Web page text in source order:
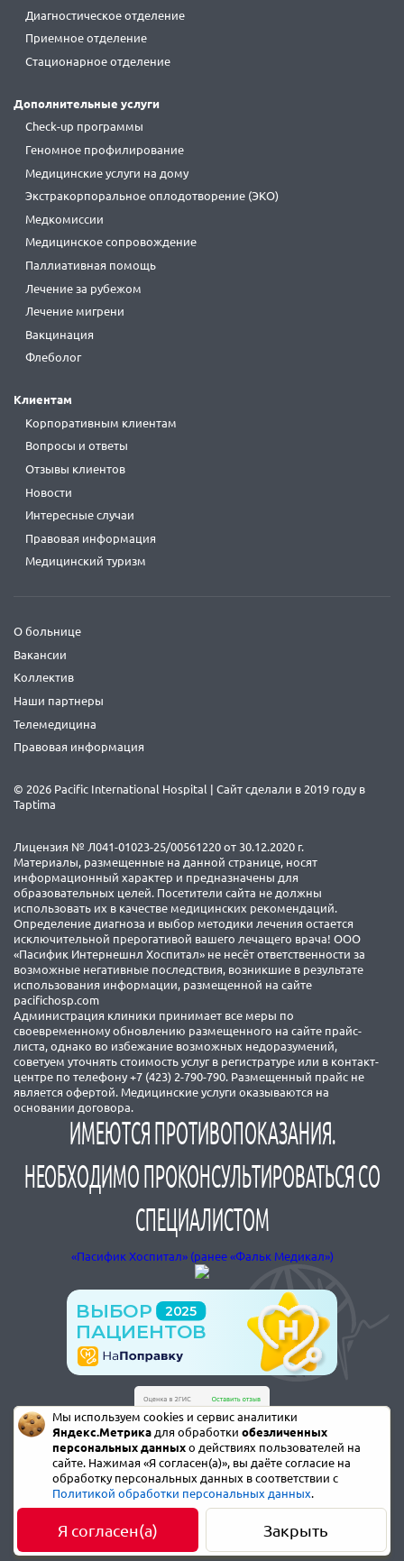
Диагностическое отделение
Приемное отделение
Стационарное отделение
Дополнительные услуги
Check-up программы
Геномное профилирование
Медицинские услуги на дому
Экстракорпоральное оплодотворение (ЭКО)
Медкомиссии
Медицинское сопровождение
Паллиативная помощь
Лечение за рубежом
Лечение мигрени
Вакцинация
Флеболог
Клиентам
Корпоративным клиентам
Вопросы и ответы
Отзывы клиентов
Новости
Интересные случаи
Правовая информация
Медицинский туризм
О больнице
Вакансии
Коллектив
Наши партнеры
Телемедицина
Правовая информация
© 2026 Pacific International Hospital | Сайт сделали в 2019 году в
Taptima
Лицензия № Л041-01023-25/00561220 от 30.12.2020 г.
Материалы, размещенные на данной странице, носят
информационный характер и предназначены для
образовательных целей. Посетители сайта не должны
использовать их в качестве медицинских рекомендаций.
Определение диагноза и выбор методики лечения остается
исключительной прерогативой вашего лечащего врача! ООО
«Пасифик Интернешнл Хоспитал» не несёт ответственности за
возможные негативные последствия, возникшие в результате
использования информации, размещенной на сайте
pacifichosp.com
Администрация клиники принимает все меры по
своевременному обновлению размещенного на сайте прайс-
листа, однако во избежание возможных недоразумений,
советуем уточнять стоимость услуг в регистратуре или в контакт-
центре по телефону +7 (423) 2-790-790. Размещенный прайс не
является офертой. Медицинские услуги оказываются на
основании договора.
ИМЕЮТСЯ ПРОТИВОПОКАЗАНИЯ.
НЕОБХОДИМО ПРОКОНСУЛЬТИРОВАТЬСЯ СО
СПЕЦИАЛИСТОМ
«Пасифик Хоспитал» (ранее «Фальк Медикал»)
Мы используем cookies и сервис аналитики
Яндекс.Метрикадля обработки обезличенных
персональных данныхо действиях пользователей на
сайте. Нажимая «Я согласен(а)», вы даёте согласие на
обработку персональных данных в соответствии с
Политикой обработки персональных данных.
Я согласен(а) Закрыть